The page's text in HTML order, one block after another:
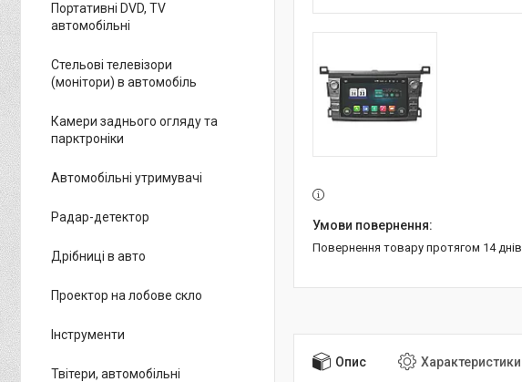
повернення товару протягом 14 днів
Опис Характеристики
Портативні DVD, TV
автомобільні
Стельові телевізори
(монітори) в автомобіль
Камери заднього огляду та
парктроніки
Автомобільні утримувачі
Радар-детектор
Дрібниці в авто
Проектор на лобове скло
Інструменти
Твітери, автомобільні